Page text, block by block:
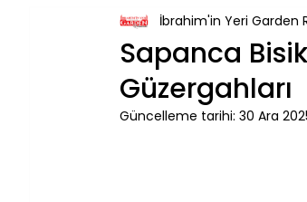
Misafirlerimiz Kahvaltı Tarifleri
Mola Noktaları Bolu Mutfağı
Sapanca
Güzergahları
İbrahim'in Yeri Garden
Güncelleme tarihi: 30 Ara